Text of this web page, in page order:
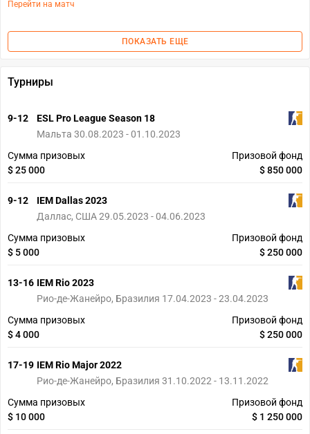
Перейти на матч
ПОКАЗАТЬ ЕЩЕ
Турниры
9-12
ESL Pro League Season 18
Мальта 30.08.2023 - 01.10.2023
Сумма призовых
$ 25 000
Призовой фонд
$ 850 000
9-12
IEM Dallas 2023
Даллас, США 29.05.2023 - 04.06.2023
Сумма призовых
$ 5 000
Призовой фонд
$ 250 000
13-16 IEM Rio 2023
Рио-де-Жанейро, Бразилия 17.04.2023 - 23.04.2023
Сумма призовых
$ 4 000
Призовой фонд
$ 250 000
17-19 IEM Rio Major 2022
Рио-де-Жанейро, Бразилия 31.10.2022 - 13.11.2022
Сумма призовых
$ 10 000
Призовой фонд
$ 1 250 000